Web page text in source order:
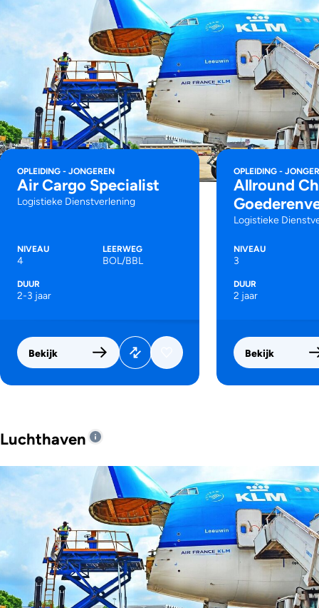
OPLEIDING - JONGEREN
Air Cargo Specialist
Logistieke Dienstverlening
NIVEAU
4
LEERWEG
BOL/BBL
DUUR
2-3 jaar
Bekijk
OPLEIDING -
Allround
Logistieke
NIVEAU
3
DUUR
2 jaar
Bekijk
Luchthaven